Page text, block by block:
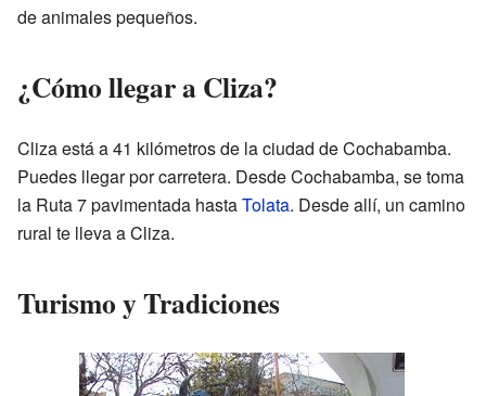
de animales pequeños.
¿Cómo llegar a Cliza?
Cliza está a 41 kilómetros de la ciudad de Cochabamba.
Puedes llegar por carretera. Desde Cochabamba, se toma
la Ruta 7 pavimentada hastaTolata. Desde allí, un camino
rural te lleva a Cliza.
Turismo y Tradiciones